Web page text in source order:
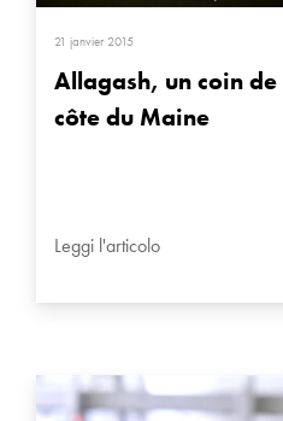
21 janvier 2015
Allagash, un coin
côte du Maine
Leggi l'articolo